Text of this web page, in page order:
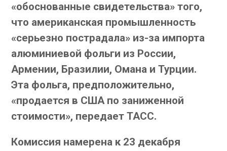
«обоснованные свидетельства» того,
что американская промышленность
«серьезно пострадала» из-за импорта
алюминиевой фольги из России,
Армении, Бразилии, Омана и Турции.
Эта фольга, предположительно,
«продается в США по заниженной
стоимости», передает ТАСС.
Комиссия намерена к 23 декабря